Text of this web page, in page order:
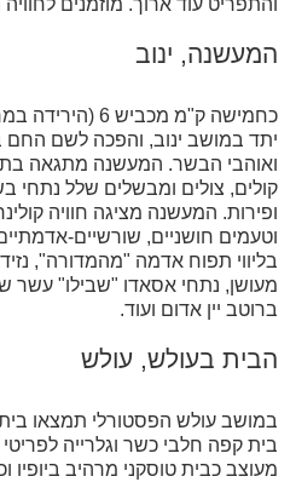
והתפריט עוד ארוך. מוזמנים
המעשנה, ינוב
כחמישה ק"מ
יתד במושב ינוב, והפכה לשם החם
ואוהבי הבשר. המעשנה מתגאה
קולים, צולים ומבשלים שלל נתחי
ופירות. המעשנה מציגה חוויה
וטעמים חושניים, שורשיים-
בליווי תפוח אדמה "מהמדורה",
מעושן, נתחי אסאדו "שבילו" עשר
ברוטב יין אדום ועוד.
הבית בעולש, עולש
במושב עולש הפסטורלי תמצאו
בית קפה חלבי כשר וגלרייה
מעוצב כבית טוסקני מרהיב ביופיו